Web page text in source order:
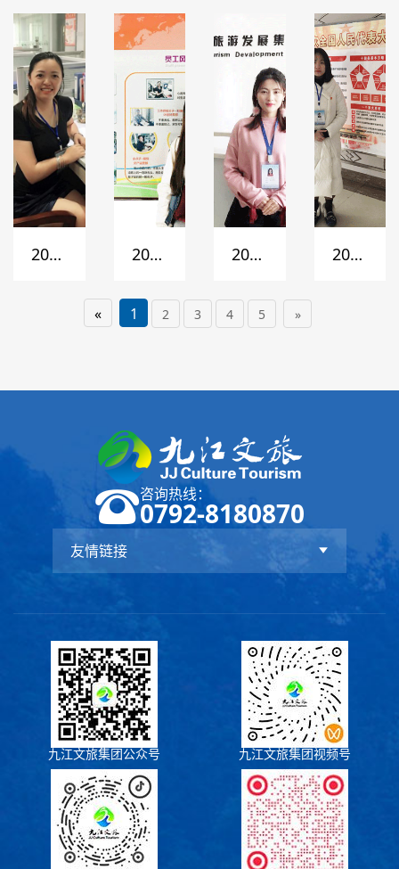
年工
作积
极分
子
年最
优金
点子
优金
点子
年最
优金
点子
2017 2018
年最
人-
优秀
员工
2018
年最
人-
优秀
员工
2018
员工
« 1 2 3 4 5 »
咨询热线：
0792-8180870
友情链接
九江文旅集团公众号 九江文旅集团视频号